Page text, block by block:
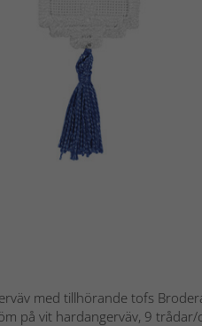
med tillhörande tofs
på vit hardangerväv, 9 trådar/